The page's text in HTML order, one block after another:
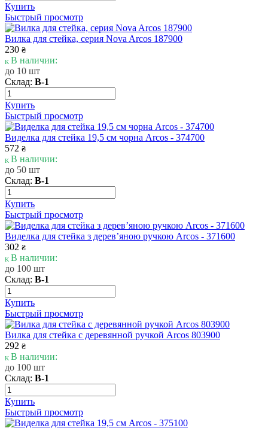
Купить
Быстрый просмотр
Вилка для стейка, серия Nova Arcos 187900
230 ₴
В наличии:
до 10 шт
Склад: В-1
Купить
Быстрый просмотр
Виделка для стейка 19,5 см чорна Arcos - 374700
572 ₴
В наличии:
до 50 шт
Склад: В-1
Купить
Быстрый просмотр
Виделка для стейка з дерев’яною ручкою Arcos - 371600
302 ₴
В наличии:
до 100 шт
Склад: В-1
Купить
Быстрый просмотр
Вилка для стейка с деревянной ручкой Arcos 803900
292 ₴
В наличии:
до 100 шт
Склад: В-1
Купить
Быстрый просмотр